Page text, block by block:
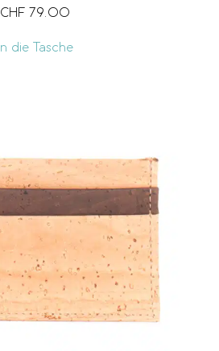
CHF 79.00
In die Tasche